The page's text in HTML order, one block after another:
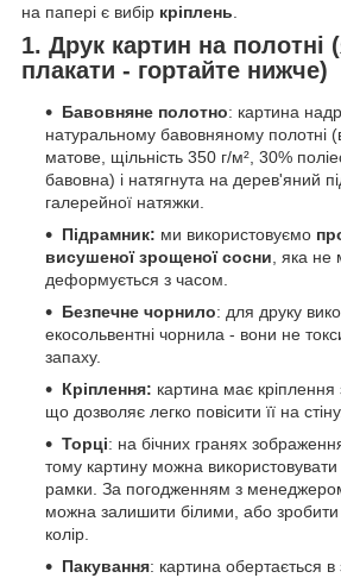
на папері є вибір кріплень
1. Друк картин на полотні
плакати - гортайте нижче)
Бавовняне полотно: картина
натуральному бавовняному полотні
матове, щільність 350 г/м², 30%
бавовна) і натягнута на дерев'яний
галерейної натяжки.
Підрамник: ми використовуємо
висушеної зрощеної сосни, яка не
деформується з часом.
Безпечне чорнило: для друку
екосольвентні чорнила - вони не
запаху.
Кріплення: картина має кріплення
що дозволяє легко повісити її на
Торці: на бічних гранях
тому картину можна використовувати
рамки. За погодженням з
можна залишити білими, або зробити
колір.
Пакування: картина обертається в